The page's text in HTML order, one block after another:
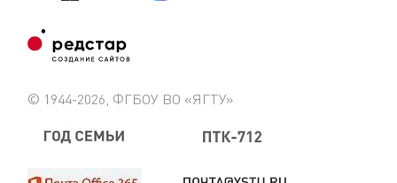
© 1944-2026, ФГБОУ ВО «ЯГТУ»